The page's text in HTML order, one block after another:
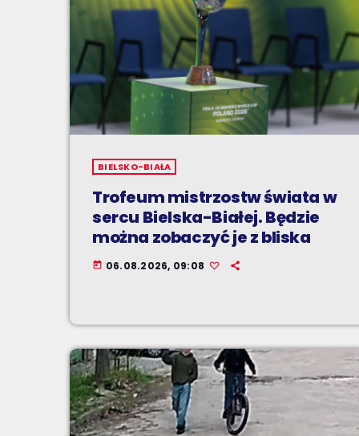
BIELSKO-BIAŁA
Trofeum mistrzostw świata w
sercu Bielska-Białej. Będzie
można zobaczyć je z bliska
today 06.08.2026, 09:08